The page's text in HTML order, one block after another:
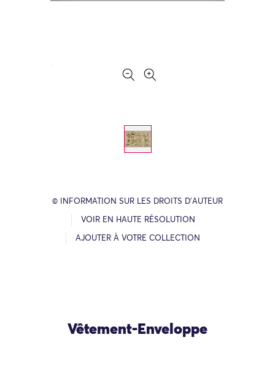
© INFORMATION SUR LES DROITS D’AUTEUR
VOIR EN HAUTE RÉSOLUTION
AJOUTER À VOTRE COLLECTION
Vêtement-Enveloppe